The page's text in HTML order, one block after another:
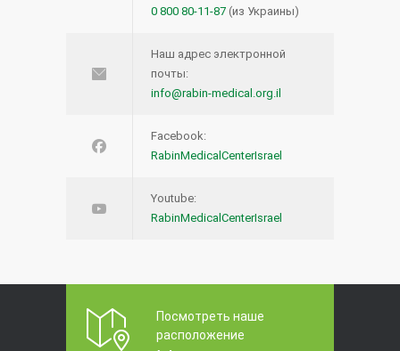
0 800 80-11-87 (из Украины)
Наш адрес электронной
почты:
info@rabin-medical.org.il
Facebook:
RabinMedicalCenterIsrael
Youtube:
RabinMedicalCenterIsrael
Посмотреть наше
расположение